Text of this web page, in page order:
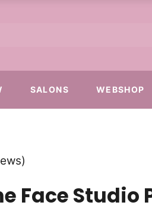
SALONS WEBSHOP
Face Studio